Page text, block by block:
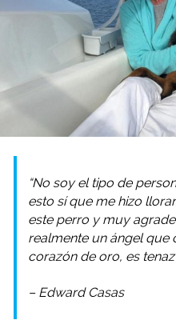
“No soy el tipo de
esto sí que me hizo
este perro y muy
realmente un ángel que
corazón de oro, es
– Edward Casas